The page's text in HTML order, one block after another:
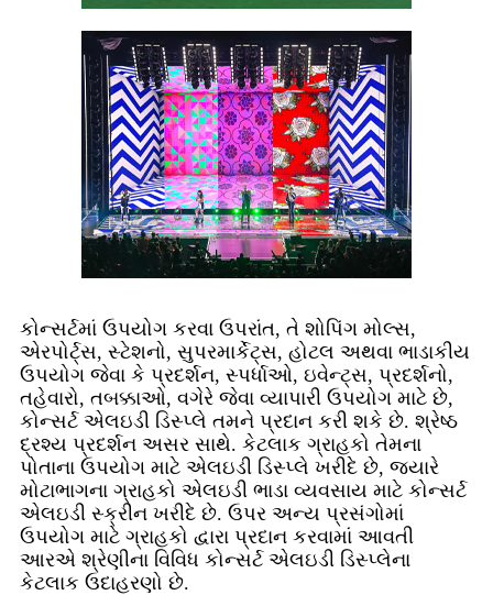
કોન્સર્ટમાં ઉપયોગ કરવા ઉપરાંત, તે શોપિંગ મોલ્સ,
એરપોર્ટ્સ, સ્ટેશનો, સુપરમાર્કેટ્સ, હોટલ અથવા ભાડાકીય
ઉપયોગ જેવા કે પ્રદર્શન, સ્પર્ધાઓ, ઇવેન્ટ્સ, પ્રદર્શનો,
તહેવારો, તબક્કાઓ, વગેરે જેવા વ્યાપારી ઉપયોગ માટે છે,
કોન્સર્ટ એલઇડી ડિસ્પ્લે તમને પ્રદાન કરી શકે છે. શ્રેષ્ઠ
દ્રશ્ય પ્રદર્શન અસર સાથે. કેટલાક ગ્રાહકો તેમના
પોતાના ઉપયોગ માટે એલઇડી ડિસ્પ્લે ખરીદે છે, જ્યારે
મોટાભાગના ગ્રાહકો એલઇડી ભાડા વ્યવસાય માટે કોન્સર્ટ
એલઇડી સ્ક્રીન ખરીદે છે. ઉપર અન્ય પ્રસંગોમાં
ઉપયોગ માટે ગ્રાહકો દ્વારા પ્રદાન કરવામાં આવતી
આરએ શ્રેણીના વિવિધ કોન્સર્ટ એલઇડી ડિસ્પ્લેના
કેટલાક ઉદાહરણો છે.